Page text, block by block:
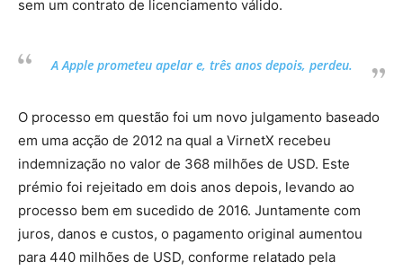
sem um contrato de licenciamento válido.
A Apple prometeu apelar e, três anos depois, perdeu.
O processo em questão foi um novo julgamento baseado
em uma acção de 2012 na qual a VirnetX recebeu
indemnização no valor de 368 milhões de USD. Este
prémio foi rejeitado em dois anos depois, levando ao
processo bem em sucedido de 2016. Juntamente com
juros, danos e custos, o pagamento original aumentou
para 440 milhões de USD, conforme relatado pela